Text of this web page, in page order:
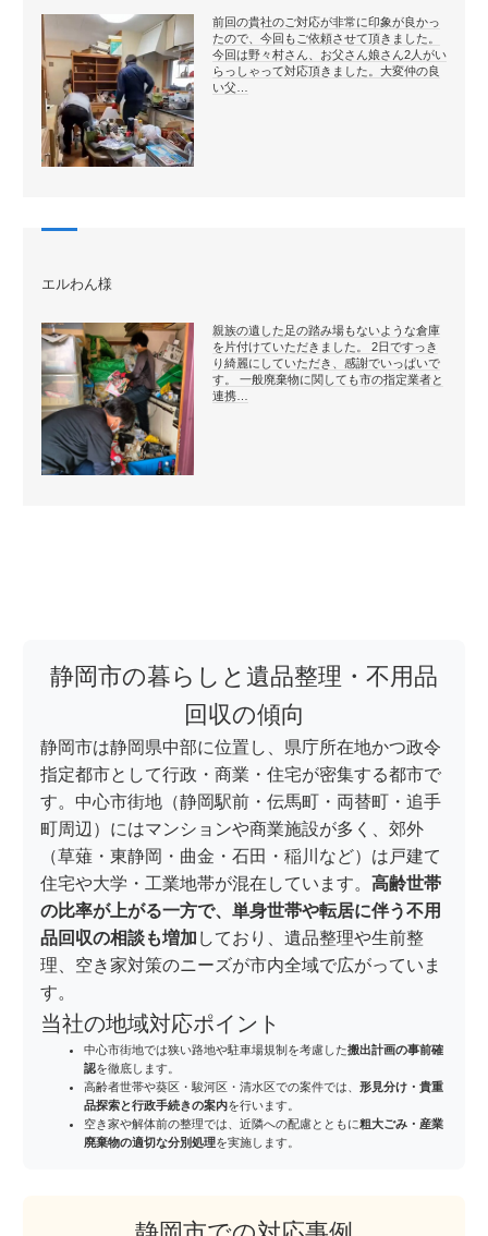
前回の貴社のご対応が非常に印象が良かっ
たので、今回もご依頼させて頂きました。
今回は野々村さん、お父さん娘さん2人がい
らっしゃって対応頂きました。大変仲の良
い父…
エルわん様
親族の遺した足の踏み場もないような倉庫
を片付けていただきました。 2日ですっき
り綺麗にしていただき、感謝でいっぱいで
す。 一般廃棄物に関しても市の指定業者と
連携…
静岡市の暮らしと遺品整理・不用品
回収の傾向
静岡市は静岡県中部に位置し、県庁所在地かつ政令
指定都市として行政・商業・住宅が密集する都市で
す。中心市街地（静岡駅前・伝馬町・両替町・追手
町周辺）にはマンションや商業施設が多く、郊外
（草薙・東静岡・曲金・石田・稲川など）は戸建て
住宅や大学・工業地帯が混在しています。 高齢世帯
の比率が上がる一方で、単身世帯や転居に伴う不用
品回収の相談も増加 しており、遺品整理や生前整
理、空き家対策のニーズが市内全域で広がっていま
す。
当社の地域対応ポイント
中心市街地では狭い路地や駐車場規制を考慮した搬出計画の事前確
認を徹底します。
高齢者世帯や葵区・駿河区・清水区での案件では、 形見分け・貴重
品探索と行政手続きの案内を行います。
空き家や解体前の整理では、近隣への配慮とともに粗大ごみ・産業
廃棄物の適切な分別処理を実施します。